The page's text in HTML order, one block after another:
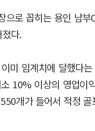
으로 꼽히는 용인 남
다.
미 임계치에 달했다
10% 이상의 영업이
개가 들어서 적정